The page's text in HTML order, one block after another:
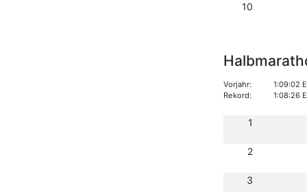
10
Vorjahr:
1:09:02
Rekord:
1:08:26
1
2
3